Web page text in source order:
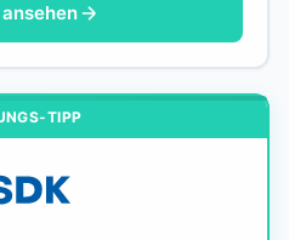
TIPP